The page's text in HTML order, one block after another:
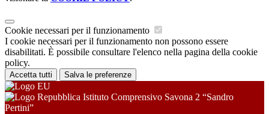
Cookie necessari per il funzionamento
I cookie necessari per il funzionamento non possono essere
disabilitati. È possibile consultare l'elenco nella pagina della cookie
policy.
Accetta tutti Salva le preferenze
Istituto Comprensivo Savona 2 “Sandro
Pertini”